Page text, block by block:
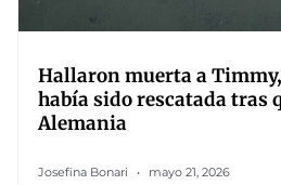
Hallaron muerta a
había sido rescatada tras
Alemania
Josefina Bonari mayo 21, 2026